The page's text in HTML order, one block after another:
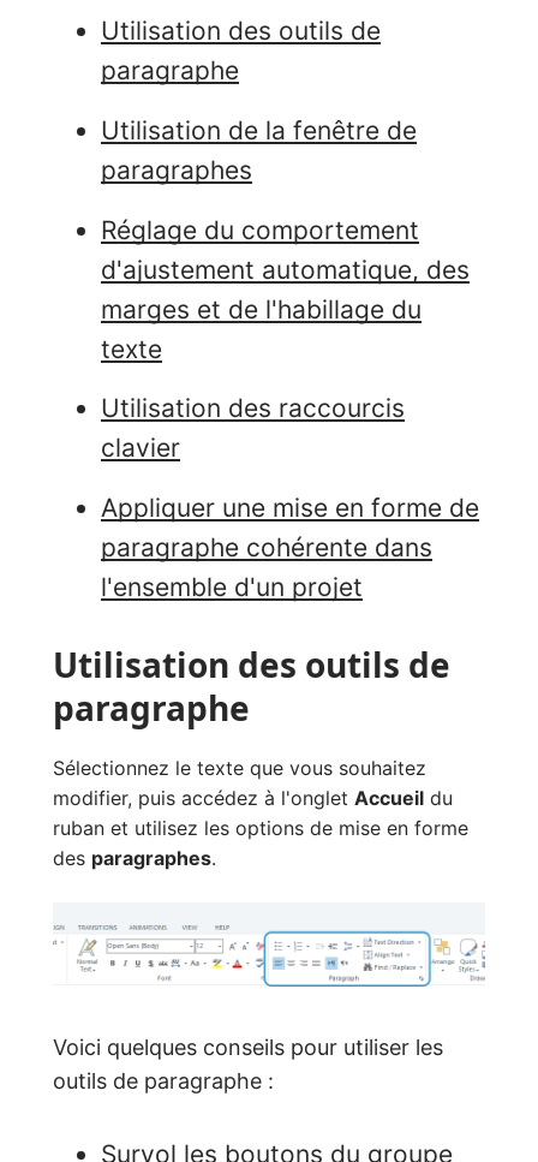
Utilisation des outils de
paragraphe
Utilisation de la fenêtre de
paragraphes
Réglage du comportement
d'ajustement automatique, des
marges et de l'habillage du
texte
Utilisation des raccourcis
clavier
Appliquer une mise en forme de
paragraphe cohérente dans
l'ensemble d'un projet
Utilisation des outils de
paragraphe
Sélectionnez le texte que vous souhaitez
modifier, puis accédez à l'onglet Accueil du
ruban et utilisez les options de mise en forme
des paragraphes.
Voici quelques conseils pour utiliser les
outils de paragraphe :
Survol les boutons du groupe